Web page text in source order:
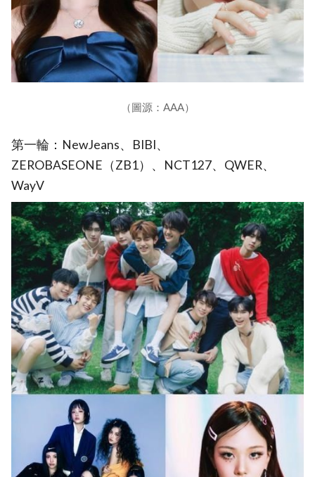
（圖源：AAA）
第一輪：NewJeans、BIBI、
ZEROBASEONE（ZB1）、NCT127、QWER、
WayV